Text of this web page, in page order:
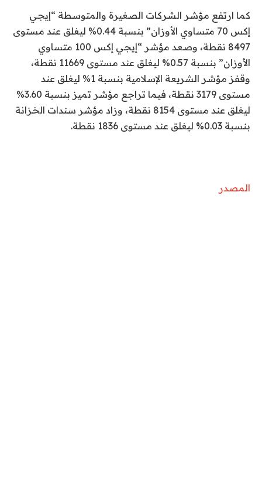
كما ارتفع مؤشر الشركات الصغيرة والمتوسطة “إيجي
إكس 70 متساوي الأوزان” بنسبة 0.44% ليغلق عند مستوى
8497 نقطة، وصعد مؤشر “إيجي إكس 100 متساوي
الأوزان” بنسبة 0.57% ليغلق عند مستوى 11669 نقطة،
وقفز مؤشر الشريعة الإسلامية بنسبة 1% ليغلق عند
مستوى 3179 نقطة، فيما تراجع مؤشر تميز بنسبة 3.60%
ليغلق عند مستوى 8154 نقطة، وزاد مؤشر سندات الخزانة
بنسبة 0.03% ليغلق عند مستوى 1836 نقطة.
المصدر